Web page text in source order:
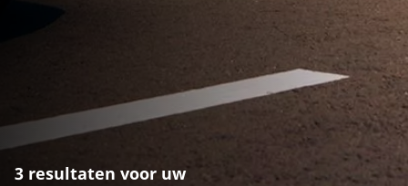
3 resultaten voor uw